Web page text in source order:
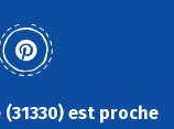
est proche